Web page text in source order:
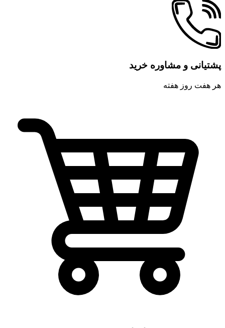
پشتیانی و مشاوره خرید
هر هفت روز هفته